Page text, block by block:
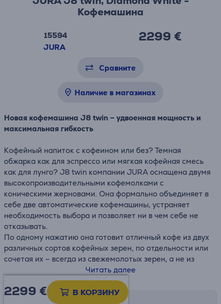
Кофемашина
15594
JURA
2299 €
Сравните
Наличие в магазинах
Новая кофемашина J8 twin – удвоенная мощность и
максимальная гибкость
Кофейный напиток с кофеином или без? Темная
обжарка как для эспрессо или мягкая кофейная смесь
как для лунго? J8 twin компании JURA оснащена двумя
высокопроизводительными кофемолками c
коническими жерновами. Она формально объединяет в
себе две автоматические кофемашины, устраняет
необходимость выбора и позволяет ни в чем себе не
отказывать.
По одному нажатию она готовит отличный кофе из двух
различных сортов кофейных зерен, по отдельности или
сочетая их – всегда из свежемолотых зерен, а не из
капсул. J8 twin может даже украшать идеальный кофе
подслащенной молочной пеной, тем самым открывая
новые грани наслаждения кофейными напитками. Это
Читать далее
2299 € В КОРЗИНУ